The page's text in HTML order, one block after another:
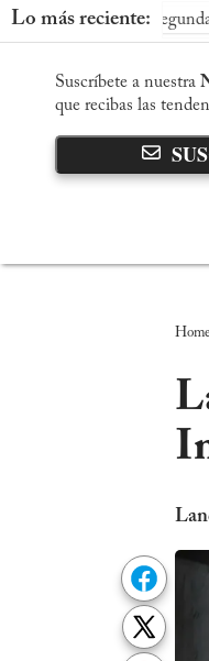
Lo más reciente:
su segunda Copa
Suscríbete a nuestra
que recibas las
Home